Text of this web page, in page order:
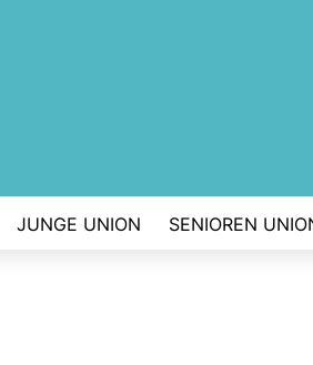
JUNGE UNION SENIOREN